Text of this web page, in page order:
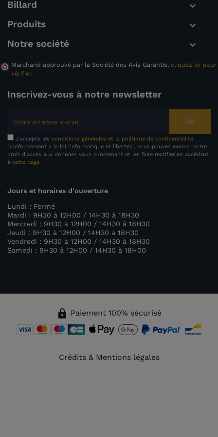
Billard 
Produits 
Notre société 
Marchand approuvé par la Société des Avis Garantis, cliquez ici pour
vérifier.
Inscrivez-vous à notre newsletter
OK
J'accepte les conditions générales et la politique de confidentialité
Conformément à la loi "informatique et libertés", vous pouvez exercer votre
droit d'accès aux données vous concernant et les faire rectifier en accédant
à cette page.
Jours et horaires d'ouverture
Lundi : Fermé
Mardi : 9H30 à 12H00 / 14H30 à 18H30
Mercredi : 9H30 à 12H00 / 14H30 à 18H30
Jeudi : 9H30 à 12H00 / 14H30 à 18H30
Vendredi : 9H30 à 12H00 / 14H30 à 18H30
Samedi : 9H30 à 12H00 / 14H30 à 18H00
lock Paiement 100% sécurisé
Crédits & Mentions légales